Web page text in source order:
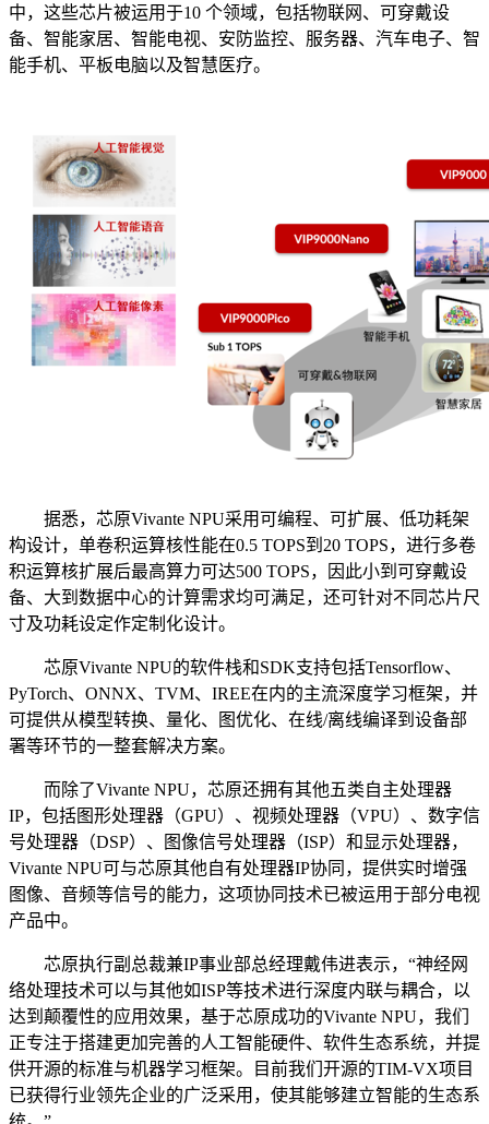
中，这些芯片被运用于10 个领域，包括物联网、可穿戴设
备、智能家居、智能电视、安防监控、服务器、汽车电子、智
能手机、平板电脑以及智慧医疗。
据悉，芯原Vivante NPU采用可编程、可扩展、低功耗架
构设计，单卷积运算核性能在0.5 TOPS到20 TOPS，进行多卷
积运算核扩展后最高算力可达500 TOPS，因此小到可穿戴设
备、大到数据中心的计算需求均可满足，还可针对不同芯片尺
寸及功耗设定作定制化设计。
芯原Vivante NPU的软件栈和SDK支持包括Tensorflow、
PyTorch、ONNX、TVM、IREE在内的主流深度学习框架，并
可提供从模型转换、量化、图优化、在线/离线编译到设备部
署等环节的一整套解决方案。
而除了Vivante NPU，芯原还拥有其他五类自主处理器
IP，包括图形处理器（GPU）、视频处理器（VPU）、数字信
号处理器（DSP）、图像信号处理器（ISP）和显示处理器，
Vivante NPU可与芯原其他自有处理器IP协同，提供实时增强
图像、音频等信号的能力，这项协同技术已被运用于部分电视
产品中。
芯原执行副总裁兼IP事业部总经理戴伟进表示，“神经网
络处理技术可以与其他如ISP等技术进行深度内联与耦合，以
达到颠覆性的应用效果，基于芯原成功的Vivante NPU，我们
正专注于搭建更加完善的人工智能硬件、软件生态系统，并提
供开源的标准与机器学习框架。目前我们开源的TIM-VX项目
已获得行业领先企业的广泛采用，使其能够建立智能的生态系